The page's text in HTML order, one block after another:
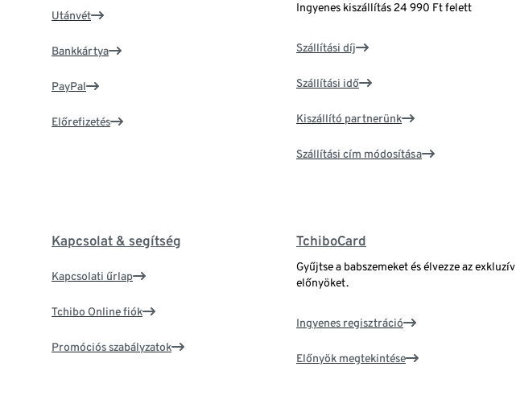
Utánvét
Bankkártya
PayPal
Előrefizetés
Ingyenes kiszállítás 24 990 Ft felett
Szállítási díj
Szállítási idő
Kiszállító partnerünk
Szállítási cím módosítása
Kapcsolat & segítség
Kapcsolati űrlap
Tchibo Online fiók
Promóciós szabályzatok
TchiboCard
Gyűjtse a babszemeket és élvezze az exkluzív
előnyöket.
Ingyenes regisztráció
Előnyök megtekintése